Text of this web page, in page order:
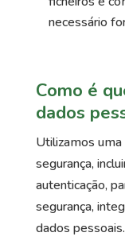
necessário
Como é
dados
Utilizamos
segurança,
autenticação,
segurança,
dados pessoais.